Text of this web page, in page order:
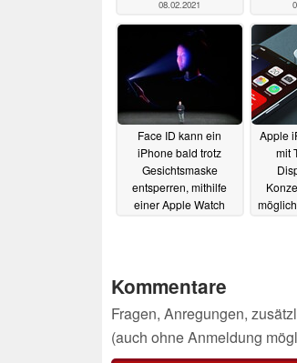
08.02.2021
Face ID kann ein
iPhone bald trotz
Gesichtsmaske
entsperren, mithilfe
einer Apple Watch
Apple
mit
Kommentare
Fragen, Anregungen,
(auch ohne Anmeldung